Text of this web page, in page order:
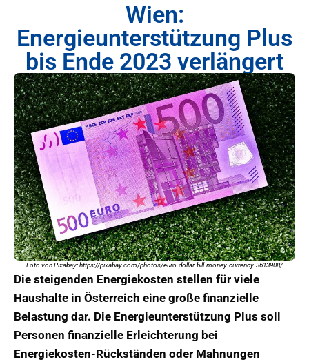
Wien:
Energieunterstützung Plus
bis Ende 2023 verlängert
Foto von Pixabay: https://pixabay.com/photos/euro-dollar-bill-money-currency-3613908/
Die steigenden Energiekosten stellen für viele
Haushalte in Österreich eine große finanzielle
Belastung dar. Die Energieunterstützung Plus soll
Personen finanzielle Erleichterung bei
Energiekosten-Rückständen oder Mahnungen